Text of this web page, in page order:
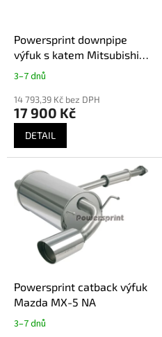
Powersprint downpipe
výfuk s katem Mitsubishi
EVO 8 - 9
3–7 dnů
14 793,39 Kč bez DPH
17 900 Kč
DETAIL
Powersprint catback výfuk
Mazda MX-5 NA
3–7 dnů